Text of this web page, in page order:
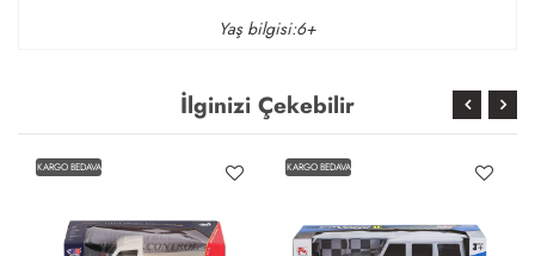
Yaş bilgisi:6+
İlginizi Çekebilir
KARGO BEDAVA KARGO BEDAVA